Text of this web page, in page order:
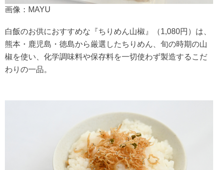
画像：MAYU
白飯のお供におすすめな『ちりめん山椒』（1,080円）は、
熊本・鹿児島・徳島から厳選したちりめん、旬の時期の山
椒を使い、化学調味料や保存料を一切使わず製造するこだ
わりの一品。